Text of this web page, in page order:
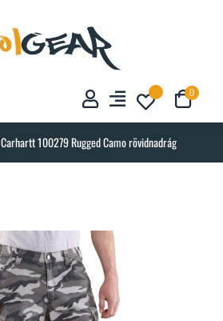
0
Carhartt 100279 Rugged Camo rövidnadrág